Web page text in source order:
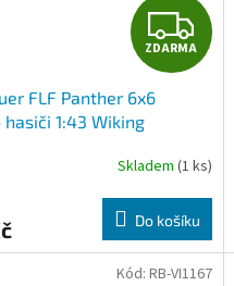
Z
D
R
M
A
ZDARMA
FLF Panther 6x6
hasiči 1:43 Wiking
Skladem (1 ks)
Do košíku
Kód: RB-VI1167